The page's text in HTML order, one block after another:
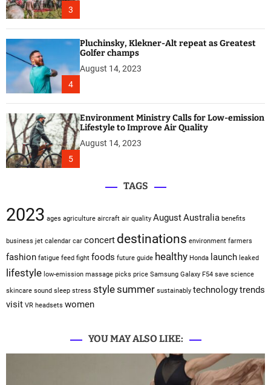
3
4
Pluchinsky, Klekner-Alt repeat as Greatest
Golfer champs
August 14, 2023
5
Environment Ministry Calls for Low-emission
Lifestyle to Improve Air Quality
August 14, 2023
TAGS
2023 ages agriculture aircraft air quality AugustAustralia benefits
business jet calendar car concert destinations environment farmers
fashion fatigue feed fight foods future guide healthy Honda launch leaked
lifestyle low-emission massage picks price Samsung Galaxy F54 save science
skincare sound sleep stress stylesummer sustainably technologytrends
visit VR headsets women
YOU MAY ALSO LIKE: